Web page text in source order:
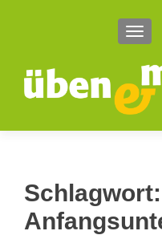
Schlagwort: